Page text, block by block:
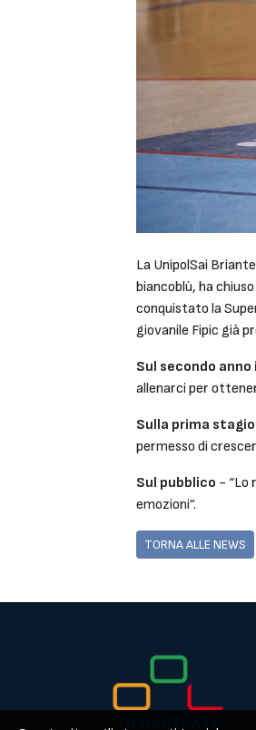
La UnipolSai
biancoblù, ha
conquistato la
giovanile Fipic già
Sul secondo anno
allenarci per
Sulla prima
permesso di
Sul pubblico - “Lo
emozioni”.
TORNA ALLE NEWS